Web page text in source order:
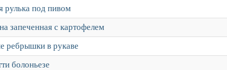
рулька под пивом
запеченная с картофелем
ребрышки в рукаве
болоньезе